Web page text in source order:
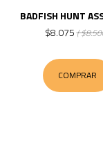
BADFISH HUNT
$8.075(
COMPRAR